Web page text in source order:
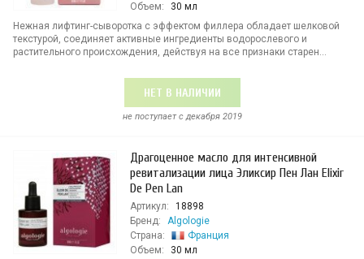
Объем:
30 мл
Нежная лифтинг-сыворотка с эффектом филлера обладает шелковой
текстурой, соединяет активные ингредиенты водорослевого и
растительного происхождения, действуя на все признаки старен...
НЕТ В НАЛИЧИИ
не поступает c декабря 2019
Драгоценное масло для интенсивной
ревитализации лица Эликсир Пен Лан Elixir
De Pen Lan
Артикул:
18898
Бренд:
Algologie
Страна:
Франция
Объем:
30 мл